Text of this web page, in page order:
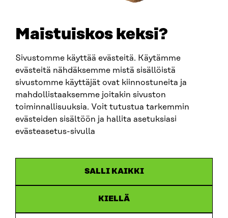
Maistuiskos keksi?
Sivustomme käyttää evästeitä. Käytämme
evästeitä nähdäksemme mistä sisällöistä
sivustomme käyttäjät ovat kiinnostuneita ja
mahdollistaaksemme joitakin sivuston
toiminnallisuuksia. Voit tutustua tarkemmin
evästeiden sisältöön ja hallita asetuksiasi
evästeasetus-sivulla
SALLI KAIKKI
KIELLÄ
SITRA SOSIAALISESSA MEDIASSA
LinkedIn
Instagram
YouTube